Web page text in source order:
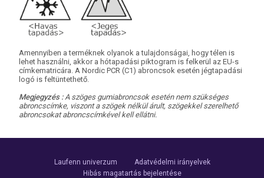
Amennyiben a terméknek olyanok a tulajdonságai, hogy télen is
lehet használni, akkor a hótapadási piktogram is felkerül az EU-s
címkematricára. A Nordic PCR (C1) abroncsok esetén jégtapadási
logó is feltüntethető.
Megjegyzés :A szöges gumiabroncsok esetén nem szükséges
abroncscímke, viszont a szögek nélkül árult, szögekkel szerelhető
abroncsokat abroncscímkével kell ellátni.
Laufenn univerzum
Adatvédelmi irányelvek
Hibás magatartás bejelentése